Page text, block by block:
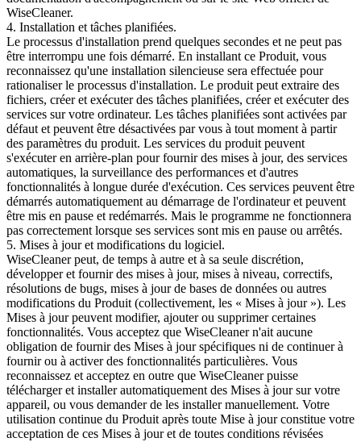
WiseCleaner.
4. Installation et tâches planifiées.
Le processus d'installation prend quelques secondes et ne peut pas
être interrompu une fois démarré. En installant ce Produit, vous
reconnaissez qu'une installation silencieuse sera effectuée pour
rationaliser le processus d'installation. Le produit peut extraire des
fichiers, créer et exécuter des tâches planifiées, créer et exécuter des
services sur votre ordinateur. Les tâches planifiées sont activées par
défaut et peuvent être désactivées par vous à tout moment à partir
des paramètres du produit. Les services du produit peuvent
s'exécuter en arrière-plan pour fournir des mises à jour, des services
automatiques, la surveillance des performances et d'autres
fonctionnalités à longue durée d'exécution. Ces services peuvent être
démarrés automatiquement au démarrage de l'ordinateur et peuvent
être mis en pause et redémarrés. Mais le programme ne fonctionnera
pas correctement lorsque ses services sont mis en pause ou arrêtés.
5. Mises à jour et modifications du logiciel.
WiseCleaner peut, de temps à autre et à sa seule discrétion,
développer et fournir des mises à jour, mises à niveau, correctifs,
résolutions de bugs, mises à jour de bases de données ou autres
modifications du Produit (collectivement, les « Mises à jour »). Les
Mises à jour peuvent modifier, ajouter ou supprimer certaines
fonctionnalités. Vous acceptez que WiseCleaner n'ait aucune
obligation de fournir des Mises à jour spécifiques ni de continuer à
fournir ou à activer des fonctionnalités particulières. Vous
reconnaissez et acceptez en outre que WiseCleaner puisse
télécharger et installer automatiquement des Mises à jour sur votre
appareil, ou vous demander de les installer manuellement. Votre
utilisation continue du Produit après toute Mise à jour constitue votre
acceptation de ces Mises à jour et de toutes conditions révisées